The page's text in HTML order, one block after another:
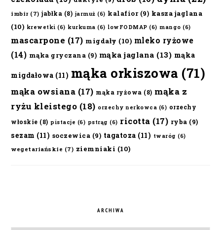
imbir (7) jabłka (8) jarmuż (6) kalafior(9) kasza jaglana
(10) krewetki (6) kurkuma (6) lowFODMAP (6) mango (6)
mascarpone (17) migdały (10) mleko ryżowe
(14) mąka gryczana (9) mąka jaglana (13) mąka
migdałowa (11) mąka orkiszowa (71)
mąka owsiana (17) mąka ryżowa (8) mąka z
ryżu kleistego (18) orzechy nerkowca (6) orzechy
włoskie (8) pistacje (6) pstrąg (6) ricotta (17) ryba (9)
sezam (11) soczewica (9) tagatoza (11) twaróg (6)
wegetariańskie (7) ziemniaki (10)
ARCHIWA